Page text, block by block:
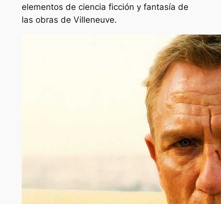
elementos de ciencia ficción y fantasía de
las obras de Villeneuve.